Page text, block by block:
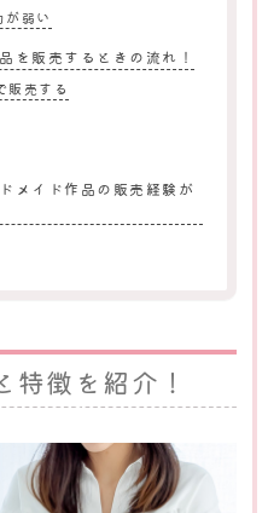
弱い
を販売するときの流れ！
販売する
メイド作品の販売経験が
徴を紹介！